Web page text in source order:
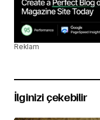
Reklam
İlginizi çekebilir